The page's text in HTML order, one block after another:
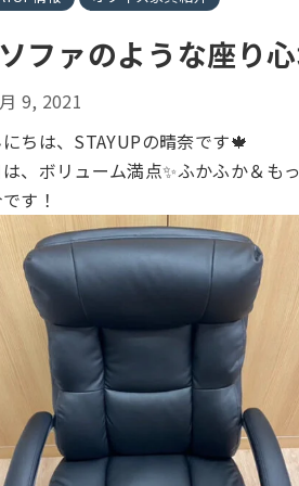
ファのような座り
9, 2021
にちは、STAYUPの晴奈です🍁
、ボリューム満点✨ふかふか＆も
す！